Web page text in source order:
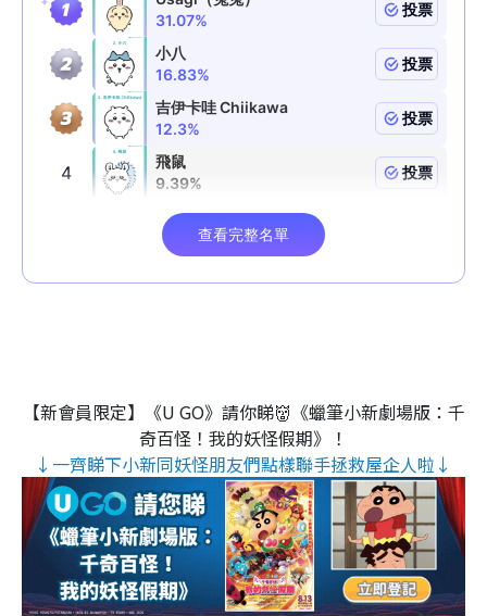
【新會員限定】《U GO》請你睇👹《蠟筆小新劇場版：千
奇百怪！我的妖怪假期》！
↓一齊睇下小新同妖怪朋友們點樣聯手拯救屋企人啦↓